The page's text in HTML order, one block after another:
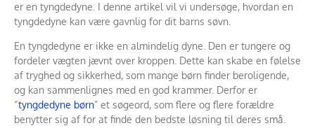
er en tyngdedyne. I denne artikel vil vi undersøge, hvordan en
tyngdedyne kan være gavnlig for dit barns søvn.
En tyngdedyne er ikke en almindelig dyne. Den er tungere og
fordeler vægten jævnt over kroppen. Dette kan skabe en følelse
af tryghed og sikkerhed, som mange børn finder beroligende,
og kan sammenlignes med en god krammer. Derfor er
“tyngdedyne børn” et søgeord, som flere og flere forældre
benytter sig af for at finde den bedste løsning til deres små.